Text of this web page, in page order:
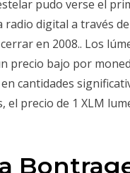
pudo verse el
digital a través
en 2008.​. Los
precio bajo por
cantidades
el precio de 1 XLM